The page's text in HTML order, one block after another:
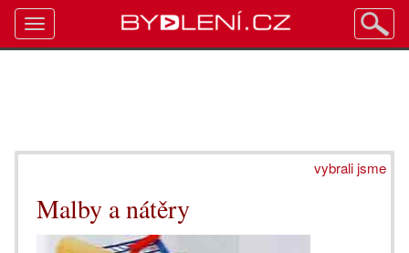
vybrali jsme
Malby a nátěry
Toggle
navigation